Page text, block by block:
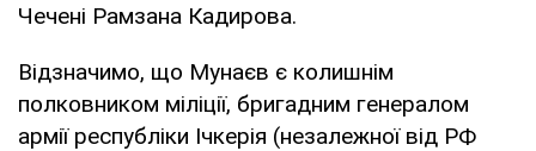
Чечені Рамзана Кадирова.
Відзначимо, що Мунаєв є колишнім
полковником міліції, бригадним генералом
армії республіки Ічкерія (незалежної від РФ